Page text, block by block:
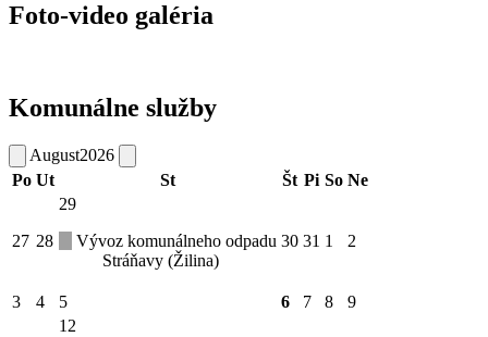
Foto-video galéria
Komunálne služby
August2026
Po Ut St Št Pi So Ne
27 28
29
Vývoz komunálneho odpadu
Stráňavy (Žilina)
30 31 1 2
3 4 5 6 7 8 9
12